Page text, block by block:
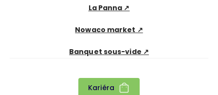
La Panna ↗
Nowaco market ↗
Banquet sous-vide ↗
Kariéra